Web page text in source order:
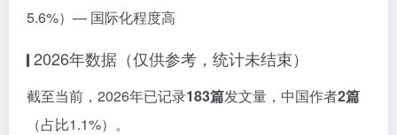
5.6%）— 国际化程度高
2026年数据（仅供参考，统计未结束）
截至当前，2026年已记录183篇发文量，中国作者2篇
（占比1.1%）。